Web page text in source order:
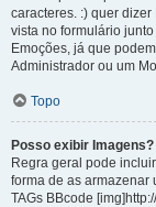
caracteres. :) quer
vista no formulário
Emoções, já que
Administrador ou um
Topo
Posso exibir Imagens?
Regra geral pode
forma de as armazenar
TAGs BBcode